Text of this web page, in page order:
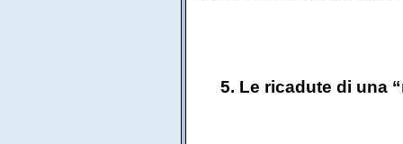
5. Le ricadute di una